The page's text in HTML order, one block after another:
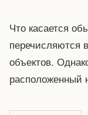
Что касается
перечисляются
объектов.
расположенный